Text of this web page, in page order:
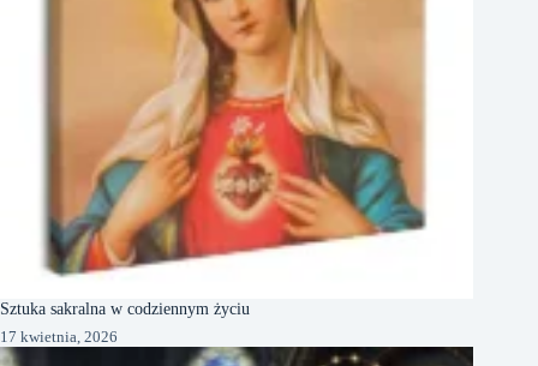
Sztuka sakralna w codziennym życiu
17 kwietnia, 2026